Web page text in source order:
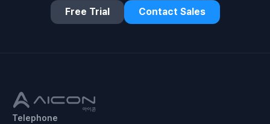
Free Trial Contact Sales
Telephone